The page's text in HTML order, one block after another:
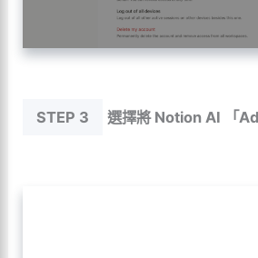
STEP 3 選擇將 Notion AI 「